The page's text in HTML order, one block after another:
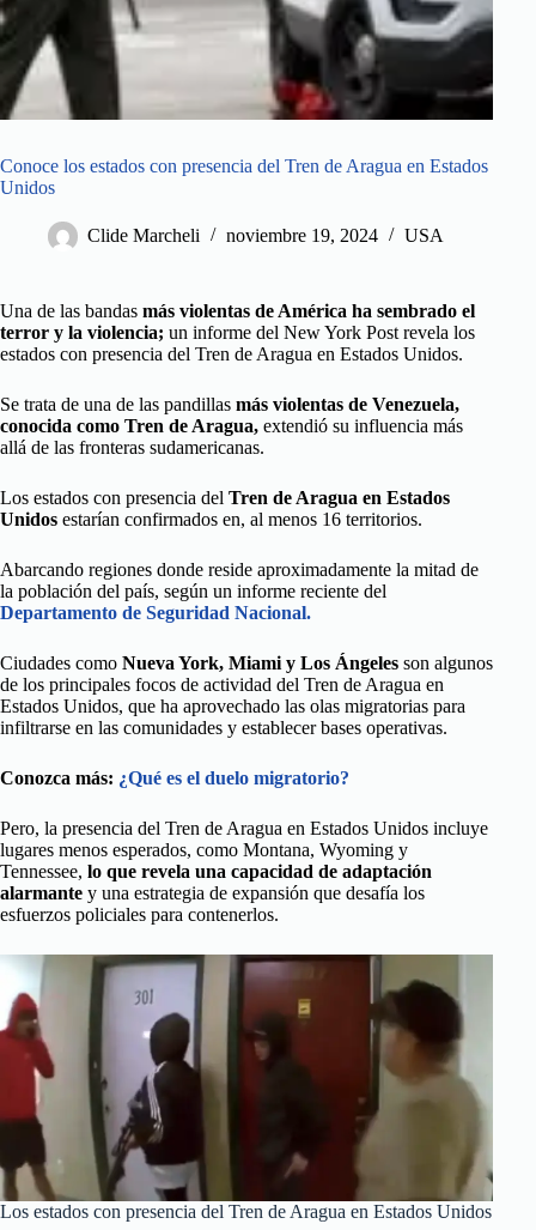
Conoce los estados con presencia del Tren de Aragua en Estados
Unidos
Clide Marcheli noviembre 19, 2024 USA
Una de las bandas más violentas de América ha sembrado el
terror y la violencia; un informe del New York Post revela los
estados con presencia del Tren de Aragua en Estados Unidos.
Se trata de una de las pandillas más violentas de Venezuela,
conocida como Tren de Aragua, extendió su influencia más
allá de las fronteras sudamericanas.
Los estados con presencia del Tren de Aragua en Estados
Unidos estarían confirmados en, al menos 16 territorios.
Abarcando regiones donde reside aproximadamente la mitad de
la población del país, según un informe reciente del
Departamento de Seguridad Nacional.
Ciudades como Nueva York, Miami y Los Ángeles son algunos
de los principales focos de actividad del Tren de Aragua en
Estados Unidos, que ha aprovechado las olas migratorias para
infiltrarse en las comunidades y establecer bases operativas.
Conozca más: ¿Qué es el duelo migratorio?
Pero, la presencia del Tren de Aragua en Estados Unidos incluye
lugares menos esperados, como Montana, Wyoming y
Tennessee, lo que revela una capacidad de adaptación
alarmante y una estrategia de expansión que desafía los
esfuerzos policiales para contenerlos.
Los estados con presencia del Tren de Aragua en Estados Unidos